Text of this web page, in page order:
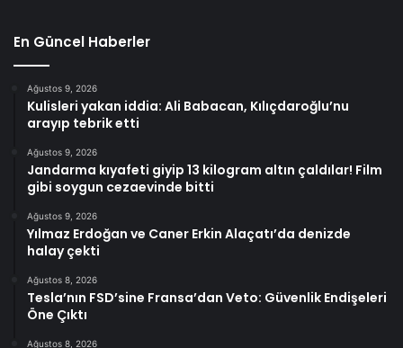
En Güncel Haberler
Ağustos 9, 2026
Kulisleri yakan iddia: Ali Babacan, Kılıçdaroğlu’nu
arayıp tebrik etti
Ağustos 9, 2026
Jandarma kıyafeti giyip 13 kilogram altın çaldılar! Film
gibi soygun cezaevinde bitti
Ağustos 9, 2026
Yılmaz Erdoğan ve Caner Erkin Alaçatı’da denizde
halay çekti
Ağustos 8, 2026
Tesla’nın FSD’sine Fransa’dan Veto: Güvenlik Endişeleri
Öne Çıktı
Ağustos 8, 2026